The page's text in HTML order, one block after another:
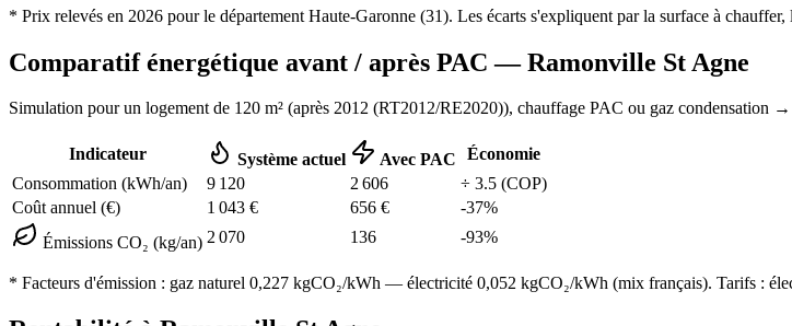
* Prix relevés en 2026 pour le département Haute-Garonne (31). Les écarts s'expliquent par la surface à
Comparatif énergétique avant / après PAC —Ramonville St Agne
Simulation pour un logement de 120 m² (après 2012 (RT2012/RE2020)), chauffage PAC ou gaz condensation →
Indicateur Système actuel Avec PAC
Économie
Consommation (kWh/an)
9 120 2 606 ÷ 3.5 (COP)
Coût annuel (€)
1 043 € 656 € -37%
Émissions CO₂ (kg/an) 2 070 136 -93%
* Facteurs d'émission : gaz naturel 0,227 kgCO₂/kWh — électricité 0,052 kgCO₂/kWh (mix français). Tarifs :